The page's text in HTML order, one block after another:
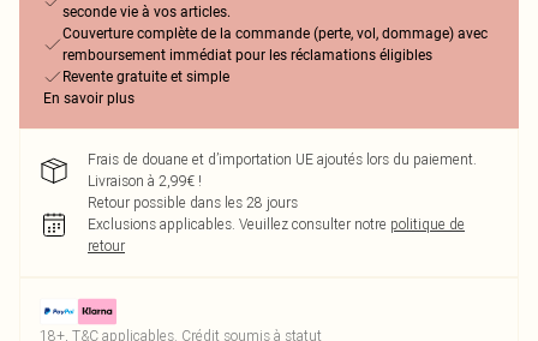
seconde vie à vos articles.
Couverture complète de la commande (perte, vol, dommage) avec
remboursement immédiat pour les réclamations éligibles
Revente gratuite et simple
En savoir plus
Frais de douane et d’importation UE ajoutés lors du paiement.
Livraison à 2,99€ !
Retour possible dans les 28 jours
Exclusions applicables. Veuillez consulter notre politique de
retour
18+, T&C applicables. Crédit soumis à statut